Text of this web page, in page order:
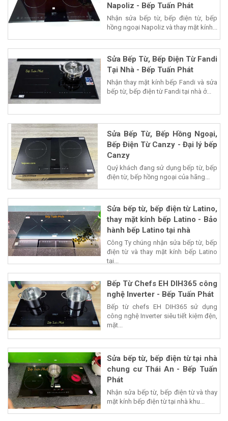
Napoliz - Bếp Tuấn Phát
Nhận sửa bếp từ, bếp điện từ, bếp
hồng ngoại Napoliz và thay mặt kính...
Sửa Bếp Từ, Bếp Điện Từ Fandi
Tại Nhà - Bếp Tuấn Phát
Nhận thay mặt kính bếp Fandi và sửa
bếp từ, bếp điện từ Fandi tại nhà ở...
Sửa Bếp Từ, Bếp Hồng Ngoại,
Bếp Điện Từ Canzy - Đại lý bếp
Canzy
Quý khách đang sử dụng bếp từ, bếp
điện từ, bếp hồng ngoại của hãng...
Sửa bếp từ, bếp điện từ Latino,
thay mặt kính bếp Latino - Bảo
hành bếp Latino tại nhà
Công Ty chúng nhận sửa bếp từ, bếp
điện từ và thay mặt kính bếp Latino
tại...
Bếp Từ Chefs EH DIH365 công
nghệ Inverter - Bếp Tuấn Phát
Bếp từ chefs EH DIH365 sử dụng
công nghệ Inverter siêu tiết kiệm đện,
mặt...
Sửa bếp từ, bếp điện từ tại nhà
chung cư Thái An - Bếp Tuấn
Phát
Nhận sửa bếp từ, bếp điện từ và thay
mặt kính bếp điện từ tại nhà khu...